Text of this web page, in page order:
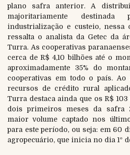
plano safra anterior. A
majoritariamente
industrialização e custeio, nessa
ressalta o analista da Getec da
Turra. As cooperativas
cerca de R$ 4,10 bilhões até o
aproximadamente 35% do
cooperativas em todo o país.
recursos de crédito rural
Turra destaca ainda que os R$
dois primeiros meses da safra
maior volume captado nos
para este período, ou seja: em 60
agropecuário, que inicia no dia 1º